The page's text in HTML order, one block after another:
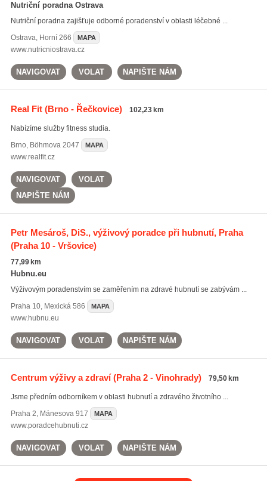
Nutriční poradna Ostrava
Nutriční poradna zajišťuje odborné poradenství v oblasti léčebné ...
Ostrava, Horní 266 MAPA
www.nutricniostrava.cz
NAVIGOVAT VOLAT NAPIŠTE NÁM
Real Fit(Brno - Řečkovice) 102,23 km
Nabízíme služby fitness studia.
Brno, Böhmova 2047 MAPA
www.realfit.cz
NAVIGOVAT
VOLAT
NAPIŠTE NÁM
Petr Mesároš, DiS., výživový poradce při hubnutí, Praha
(Praha 10 - Vršovice)
77,99 km
Hubnu.eu
Výživovým poradenstvím se zaměřením na zdravé hubnutí se zabývám ...
Praha 10, Mexická 586 MAPA
www.hubnu.eu
NAVIGOVAT VOLAT NAPIŠTE NÁM
Centrum výživy a zdraví(Praha 2 - Vinohrady) 79,50 km
Jsme předním odborníkem v oblasti hubnutí a zdravého životního ...
Praha 2, Mánesova 917 MAPA
www.poradcehubnuti.cz
NAVIGOVAT VOLAT NAPIŠTE NÁM